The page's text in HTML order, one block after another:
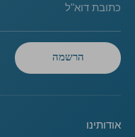
כתובת דוא"ל
הרשמה
אודותינו